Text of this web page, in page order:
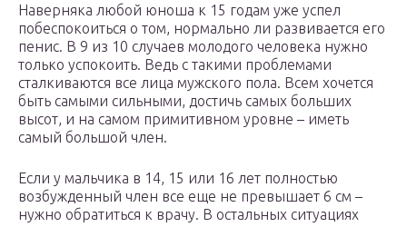
Наверняка любой юноша к 15 годам уже успел
побеспокоиться о том, нормально ли развивается его
пенис. В 9 из 10 случаев молодого человека нужно
только успокоить. Ведь с такими проблемами
сталкиваются все лица мужского пола. Всем хочется
быть самыми сильными, достичь самых больших
высот, и на самом примитивном уровне – иметь
самый большой член.
Если у мальчика в 14, 15 или 16 лет полностью
возбужденный член все еще не превышает 6 см –
нужно обратиться к врачу. В остальных ситуациях